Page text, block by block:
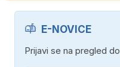
E-NOVICE
Prijavi se na pregled